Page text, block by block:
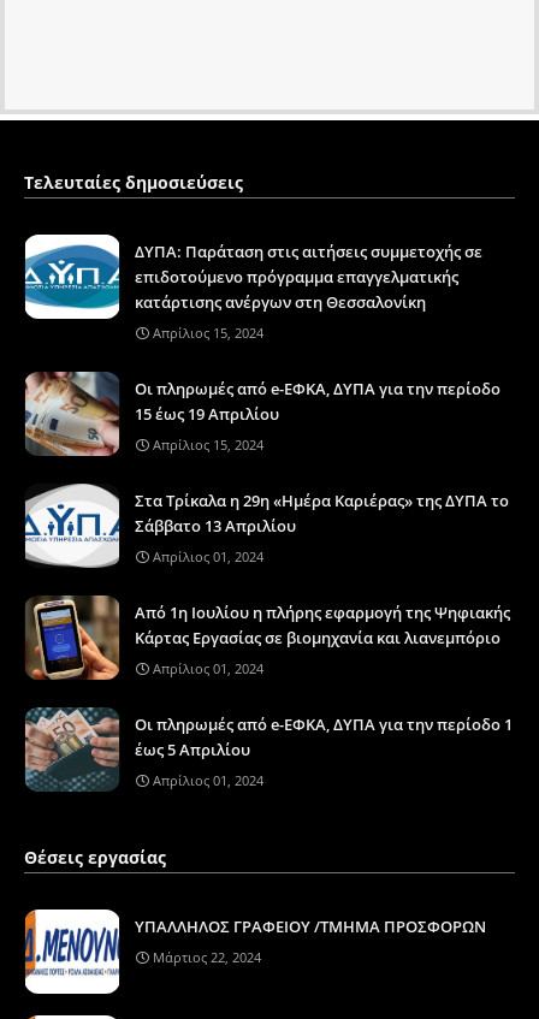
Τελευταίες δημοσιεύσεις
ΔΥΠΑ: Παράταση στις αιτήσεις συμμετοχής σε
επιδοτούμενο πρόγραμμα επαγγελματικής
κατάρτισης ανέργων στη Θεσσαλονίκη
Απρίλιος 15, 2024
Οι πληρωμές από e-ΕΦΚΑ, ΔΥΠΑ για την περίοδο
15 έως 19 Απριλίου
Απρίλιος 15, 2024
Στα Τρίκαλα η 29η «Ημέρα Καριέρας» της ΔΥΠΑ το
Σάββατο 13 Απριλίου
Απρίλιος 01, 2024
Από 1η Ιουλίου η πλήρης εφαρμογή της Ψηφιακής
Κάρτας Εργασίας σε βιομηχανία και λιανεμπόριο
Απρίλιος 01, 2024
Οι πληρωμές από e-ΕΦΚΑ, ΔΥΠΑ για την περίοδο 1
έως 5 Απριλίου
Απρίλιος 01, 2024
Θέσεις εργασίας
ΥΠΑΛΛΗΛΟΣ ΓΡΑΦΕΙΟΥ /ΤΜΗΜΑ ΠΡΟΣΦΟΡΩΝ
Μάρτιος 22, 2024